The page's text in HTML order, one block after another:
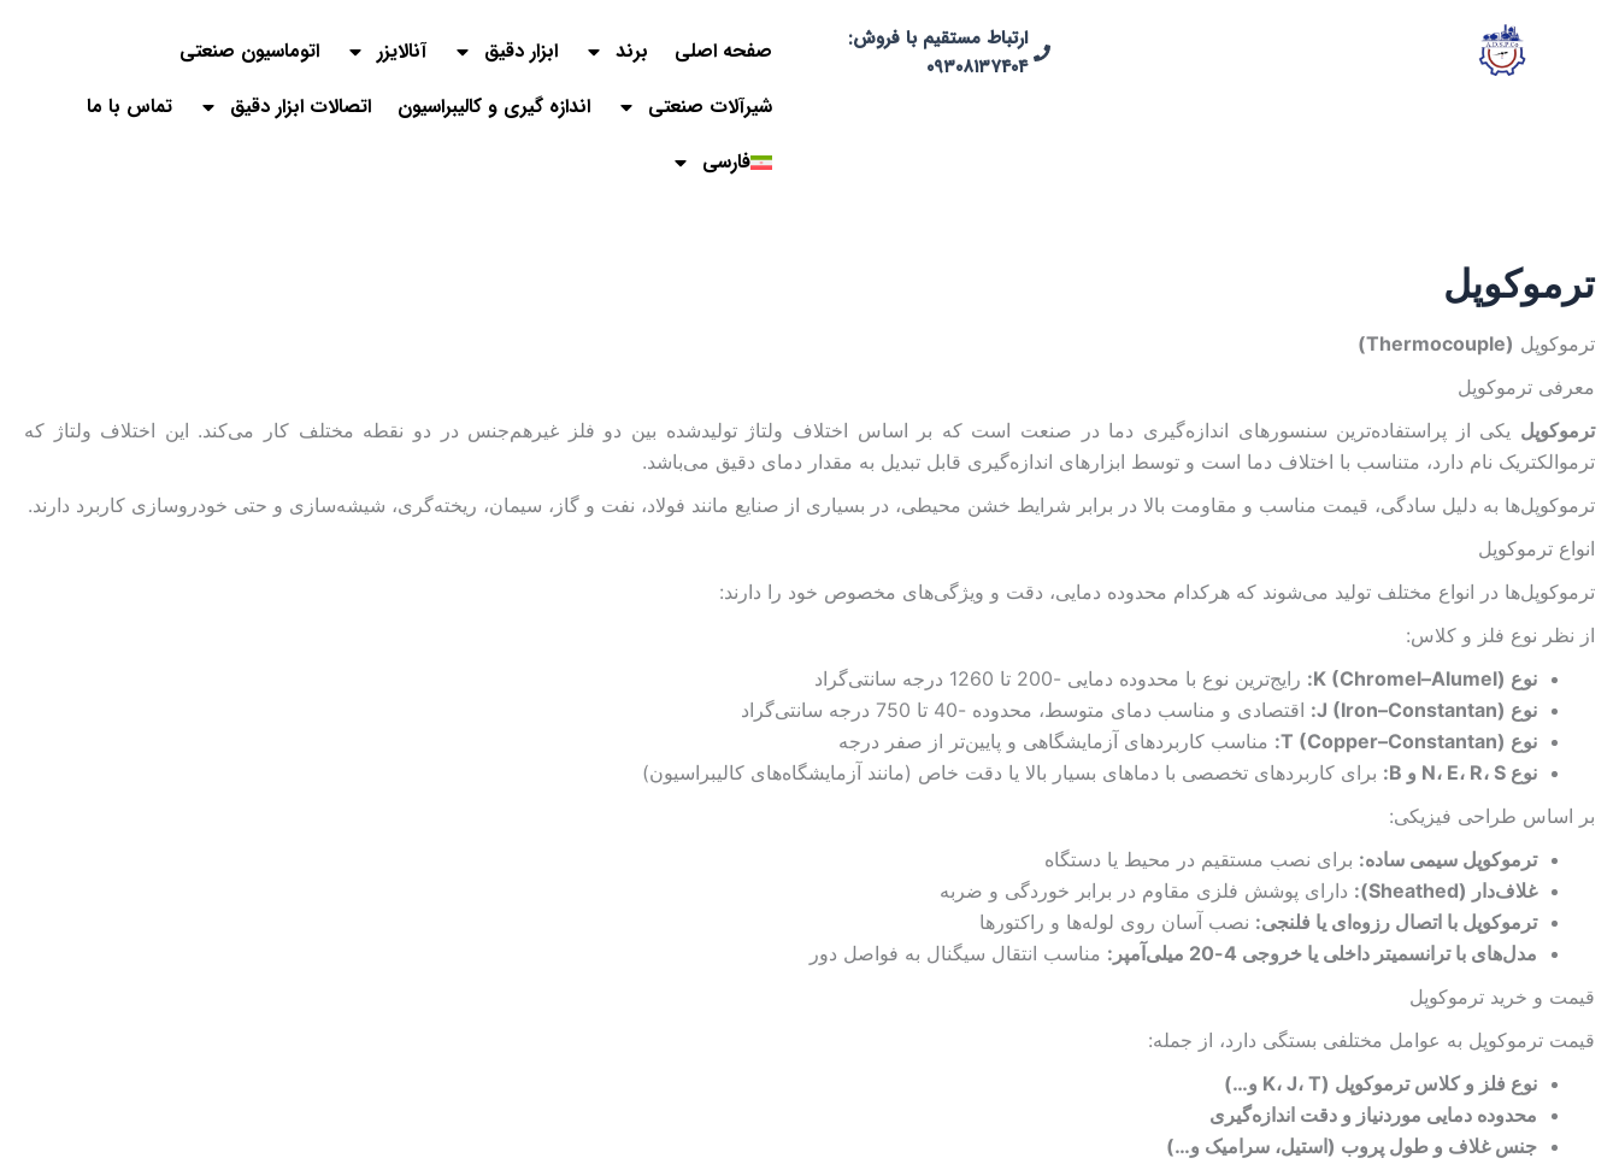
ارتباط مستقیم با فروش:
۰۹۳۰۸۱۳۷۴۰۴
صفحه اصلی برند ابزار دقیق آنالایزر
اتوماسیون صنعتی
شیرآلات صنعتی
اندازه گیری و کالیبراسیون اتصالات ابزار دقیق
تماس با ما
فارسی
ترموکوپل
ترموکوپل (Thermocouple)
معرفی ترموکوپل
ترموکوپل یکی از پراستفاده‌ترین سنسورهای اندازه‌گیری دما در صنعت است که بر اساس اختلاف ولتاژ تولیدشده بین دو فلز غیرهم‌جنس در دو نقطه مختلف کار می‌کند. این اختلاف ولتاژ که
ترموالکتریک نام دارد، متناسب با اختلاف دما است و توسط ابزارهای اندازه‌گیری قابل تبدیل به مقدار دمای دقیق می‌باشد.
ترموکوپل‌ها به دلیل سادگی، قیمت مناسب و مقاومت بالا در برابر شرایط خشن محیطی، در بسیاری از صنایع مانند فولاد، نفت و گاز، سیمان، ریخته‌گری، شیشه‌سازی و حتی خودروسازی کاربرد دارند.
انواع ترموکوپل
ترموکوپل‌ها در انواع مختلف تولید می‌شوند که هرکدام محدوده دمایی، دقت و ویژگی‌های مخصوص خود را دارند:
از نظر نوع فلز و کلاس:
نوع K (Chromel–Alumel):
رایج‌ترین نوع با محدوده دمایی -200 تا 1260 درجه سانتی‌گراد
نوع J (Iron–Constantan):
اقتصادی و مناسب دمای متوسط، محدوده -40 تا 750 درجه سانتی‌گراد
نوع T (Copper–Constantan):
مناسب کاربردهای آزمایشگاهی و پایین‌تر از صفر درجه
نوع N، E، R، S و B:
برای کاربردهای تخصصی با دماهای بسیار بالا یا دقت خاص (مانند آزمایشگاه‌های کالیبراسیون)
بر اساس طراحی فیزیکی:
ترموکوپل سیمی ساده: برای نصب مستقیم در محیط یا دستگاه
غلاف‌دار (Sheathed):
دارای پوشش فلزی مقاوم در برابر خوردگی و ضربه
ترموکوپل با اتصال رزوه‌ای یا فلنجی: نصب آسان روی لوله‌ها و راکتورها
مدل‌های با ترانسمیتر داخلی یا خروجی 4-20 میلی‌آمپر:
مناسب انتقال سیگنال به فواصل دور
قیمت و خرید ترموکوپل
قیمت ترموکوپل به عوامل مختلفی بستگی دارد، از جمله:
نوع فلز و کلاس ترموکوپل (K، J، T و…)
محدوده دمایی موردنیاز و دقت اندازه‌گیری
جنس غلاف و طول پروب (استیل، سرامیک و…)